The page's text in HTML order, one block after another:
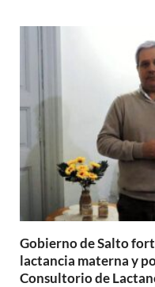
Gobierno de Salto
lactancia materna y
Consultorio de